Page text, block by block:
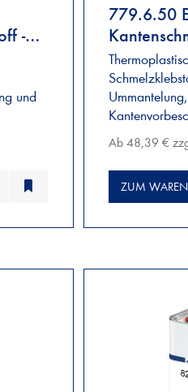
-
und
779.6.50
mittelbraun
Ab 48,39 €
ZUM